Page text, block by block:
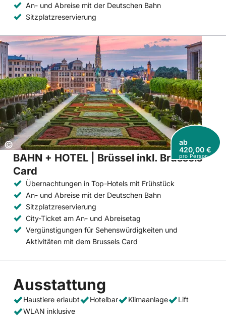
An- und Abreise mit der Deutschen Bahn
Sitzplatzreservierung
Copyright:
©
ab
420,00 €
pro Person
BAHN + HOTEL | Brüssel inkl. Brussels
Card
Übernachtungen in Top-Hotels mit Frühstück
An- und Abreise mit der Deutschen Bahn
Sitzplatzreservierung
City-Ticket am An- und Abreisetag
Vergünstigungen für Sehenswürdigkeiten und
Aktivitäten mit dem Brussels Card
Ausstattung
Haustiere erlaubt Hotelbar Klimaanlage
Lift
WLAN inklusive